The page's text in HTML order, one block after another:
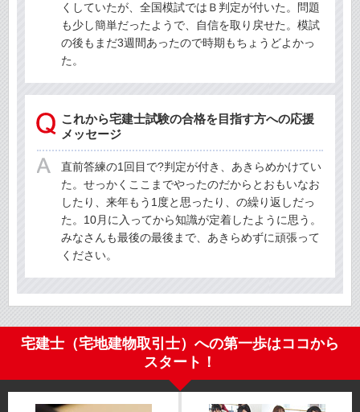
くしていたが、全国模試ではＢ判定が付いた。問題
も少し簡単だったようで、自信を取り戻せた。模試
の後もまだ3週間あったので時期もちょうどよかっ
た。
これから宅建士試験の合格を目指す方への応援
メッセージ
直前答練の1回目で?判定が付き、あきらめかけてい
た。せっかくここまでやったのだからとおもいなお
したり、来年もう1度と思ったり、の繰り返しだっ
た。10月に入ってから知識が定着したように思う。
みなさんも最後の最後まで、あきらめずに頑張って
ください。
宅建士（宅地建物取引士）への第一歩はココから
スタート！